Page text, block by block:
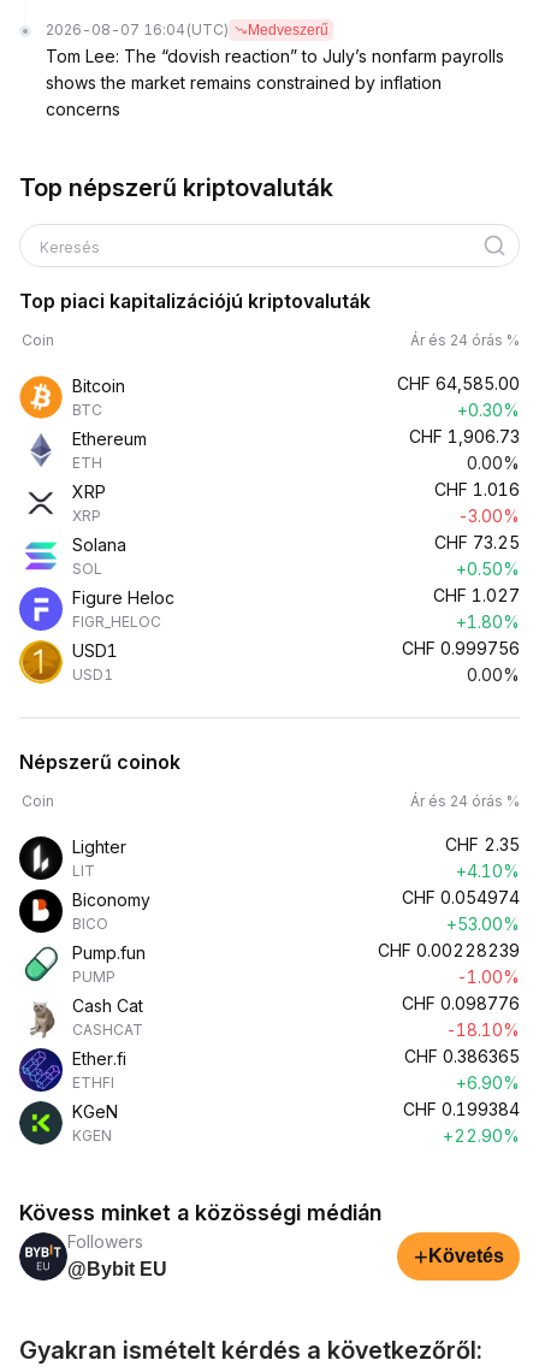
2026-08-07 16:04 (UTC) Medveszerű
Tom Lee: The “dovish reaction” to July’s nonfarm payrolls
shows the market remains constrained by inflation
concerns
Top népszerű kriptovaluták
Keresés
Top piaci kapitalizációjú kriptovaluták
Coin Ár és 24 órás %
Bitcoin
BTC
CHF 64,585.00
+0.30%
Ethereum
ETH
CHF 1,906.73
0.00%
XRP
XRP
CHF 1.016
-3.00%
Solana
SOL
CHF 73.25
+0.50%
Figure Heloc
FIGR_HELOC
CHF 1.027
+1.80%
USD1
USD1
CHF 0.999756
0.00%
Népszerű coinok
Coin Ár és 24 órás %
Lighter
LIT
CHF 2.35
+4.10%
Biconomy
BICO
CHF 0.054974
+53.00%
Pump.fun
PUMP
CHF 0.00228239
-1.00%
Cash Cat
CASHCAT
CHF 0.098776
-18.10%
Ether.fi
ETHFI
CHF 0.386365
+6.90%
KGeN
KGEN
CHF 0.199384
+22.90%
Kövess minket a közösségi médián
Followers
@Bybit EU
+ Követés
Gyakran ismételt kérdés a következőről: